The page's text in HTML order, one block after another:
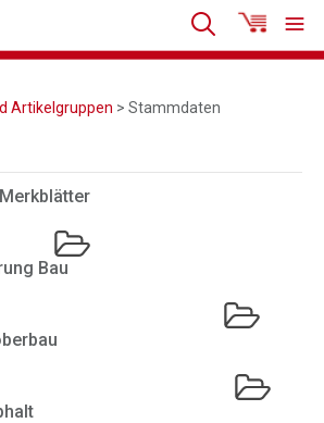
Artikelgruppen > Stammdaten
Bau